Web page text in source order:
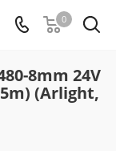
0
8mm 24V
5m) (Arlight,